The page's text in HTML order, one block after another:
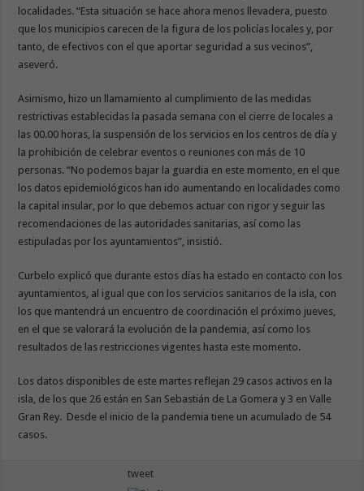
localidades. “Esta situación se hace ahora menos llevadera, puesto
que los municipios carecen de la figura de los policías locales y, por
tanto, de efectivos con el que aportar seguridad a sus vecinos”,
aseveró.
Asimismo, hizo un llamamiento al cumplimiento de las medidas
restrictivas establecidas la pasada semana con el cierre de locales a
las 00.00 horas, la suspensión de los servicios en los centros de día y
la prohibición de celebrar eventos o reuniones con más de 10
personas. “No podemos bajar la guardia en este momento, en el que
los datos epidemiológicos han ido aumentando en localidades como
la capital insular, por lo que debemos actuar con rigor y seguir las
recomendaciones de las autoridades sanitarias, así como las
estipuladas por los ayuntamientos”, insistió.
Curbelo explicó que durante estos días ha estado en contacto con los
ayuntamientos, al igual que con los servicios sanitarios de la isla, con
los que mantendrá un encuentro de coordinación el próximo jueves,
en el que se valorará la evolución de la pandemia, así como los
resultados de las restricciones vigentes hasta este momento.
Los datos disponibles de este martes reflejan 29 casos activos en la
isla, de los que 26 están en San Sebastián de La Gomera y 3 en Valle
Gran Rey. Desde el inicio de la pandemia tiene un acumulado de 54
casos.
tweet